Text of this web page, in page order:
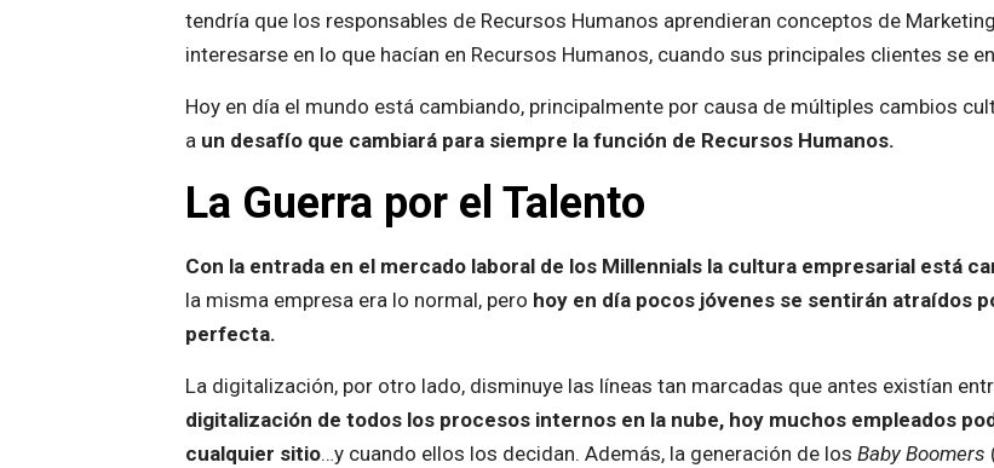
tendría que los responsables de Recursos Humanos aprendieran conceptos de
interesarse en lo que hacían en Recursos Humanos, cuando sus principales clientes se
Hoy en día el mundo está cambiando, principalmente por causa de múltiples cambios
a un desafío que cambiará para siempre la función de Recursos Humanos.
La Guerra por el Talento
Con la entrada en el mercado laboral de los Millennials la cultura empresarial está
la misma empresa era lo normal, pero hoy en día pocos jóvenes se sentirán atraídos
perfecta.
La digitalización, por otro lado, disminuye las líneas tan marcadas que antes existían
digitalización de todos los procesos internos en la nube, hoy muchos empleados
cualquier sitio…y cuando ellos los decidan. Además, la generación de los Baby Boomers